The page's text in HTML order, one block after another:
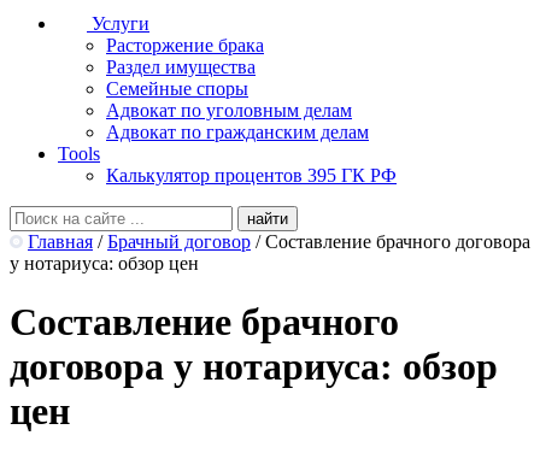
Услуги
Расторжение брака
Раздел имущества
Семейные споры
Адвокат по уголовным делам
Адвокат по гражданским делам
Tools
Калькулятор процентов 395 ГК РФ
Главная / Брачный договор / Составление брачного договора
у нотариуса: обзор цен
Составление брачного
договора у нотариуса: обзор
цен